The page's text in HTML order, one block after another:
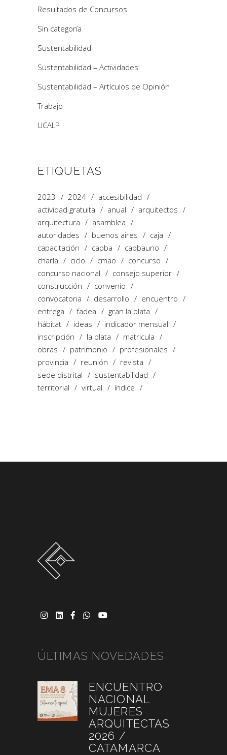
Resultados de Concursos
Sin categoría
Sustentabilidad
Sustentabilidad – Actividades
Sustentabilidad – Artículos de Opinión
Trabajo
UCALP
ETIQUETAS
2023 2024
accesibilidad
actividad gratuita
anual
arquitectos
arquitectura
asamblea
autoridades
buenos aires
caja
capacitación
capba
capbauno
charla
ciclo cmao
concurso
concurso nacional
consejo superior
construcción
convenio
convocatoria
desarrollo
encuentro
entrega
fadea
gran la plata
hábitat
ideas
indicador mensual
inscripción
la plata
matricula
obras
patrimonio
profesionales
provincia
reunión
revista
sede distrital
sustentabilidad
territorial
virtual índice
ÚLTIMAS NOVEDADES
ENCUENTRO
NACIONAL
MUJERES
ARQUITECTAS
2026 /
CATAMARCA